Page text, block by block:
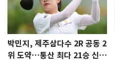
박민지, 제주삼다수 2R 공동 2
위 도약…통산 최다 21승 신기